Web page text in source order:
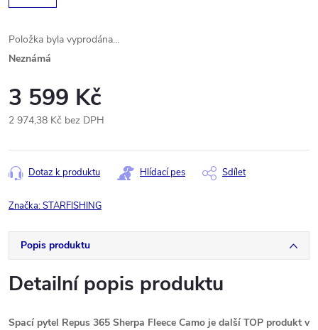
Položka byla vyprodána…
Neznámá
3 599 Kč
2 974,38 Kč bez DPH
cena:
Dotaz k produktu Hlídací pes Sdílet
Značka:STARFISHING
Popis produktu
Detailní popis produktu
Spací pytel Repus 365 Sherpa Fleece Camo je další TOP produkt v